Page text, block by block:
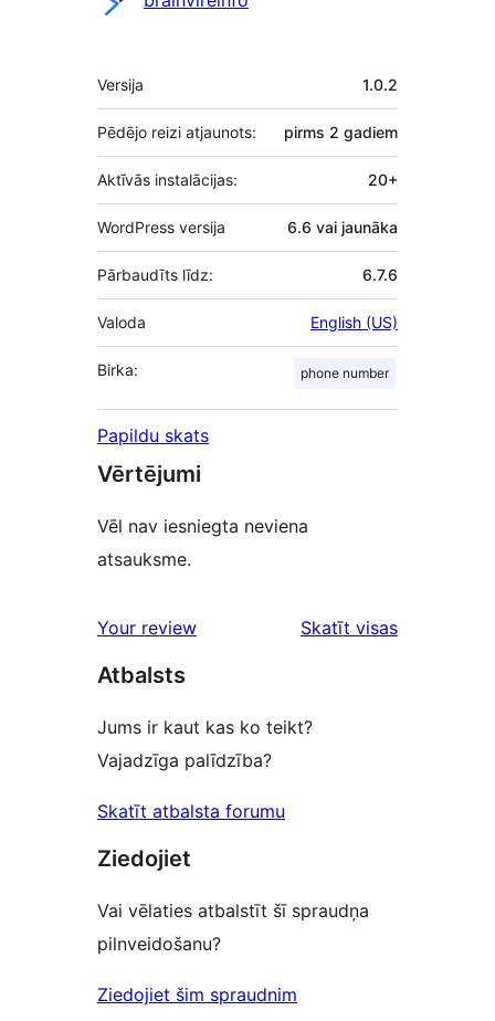
Meta
Versija 1.0.2
Pēdējo reizi atjaunots: pirms 2 gadiem
Aktīvās instalācijas: 20+
WordPress versija 6.6 vai jaunāka
Pārbaudīts līdz: 6.7.6
Valoda English (US)
Birka: phone number
Papildu skats
Vērtējumi
Vēl nav iesniegta neviena
atsauksme.
Your review Skatīt visasatsauksmes
Atbalsts
Jums ir kaut kas ko teikt?
Vajadzīga palīdzība?
Skatīt atbalsta forumu
Ziedojiet
Vai vēlaties atbalstīt šī spraudņa
pilnveidošanu?
Ziedojiet šim spraudnim